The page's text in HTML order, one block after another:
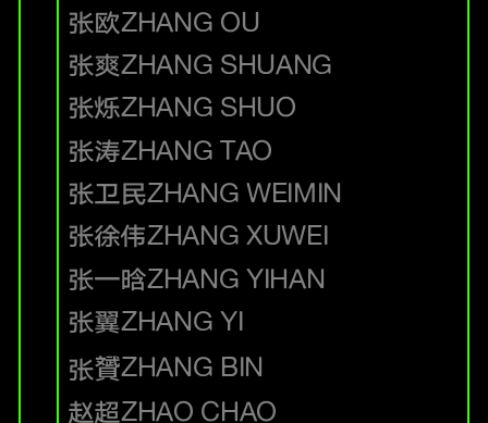
张欧ZHANG OU
张爽ZHANG SHUANG
张烁ZHANG SHUO
张涛ZHANG TAO
张卫民ZHANG WEIMIN
张徐伟ZHANG XUWEI
张一晗ZHANG YIHAN
张翼ZHANG YI
张贇ZHANG BIN
赵超ZHAO CHAO